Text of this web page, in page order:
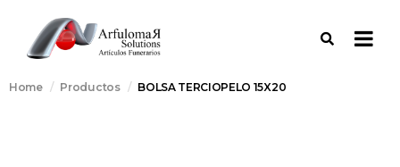
Home Productos BOLSA TERCIOPELO 15X20